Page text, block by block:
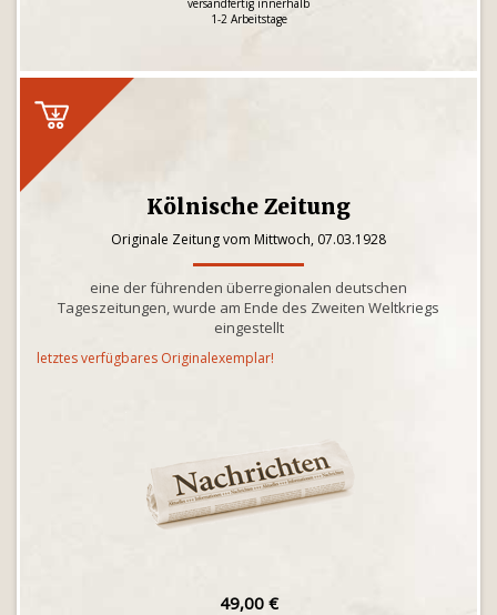
versandfertig innerhalb
1-2 Arbeitstage
Kölnische Zeitung
Originale Zeitung vom Mittwoch, 07.03.1928
eine der führenden überregionalen deutschen
Tageszeitungen, wurde am Ende des Zweiten Weltkriegs
eingestellt
letztes verfügbares Originalexemplar!
49,00 €